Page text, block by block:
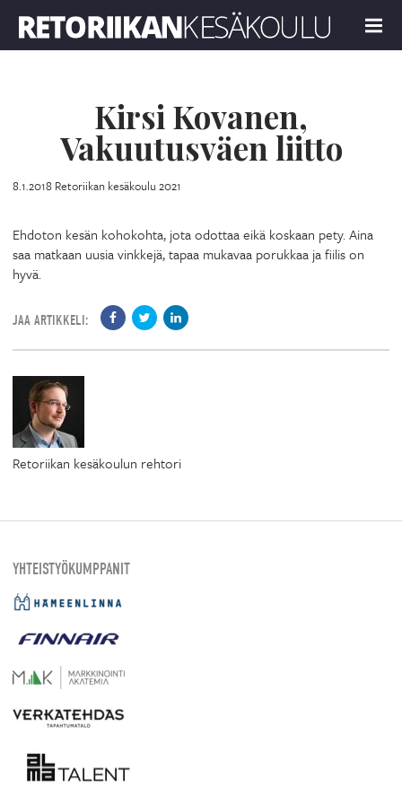
MENU
Kirsi Kovanen,
Vakuutusväen liitto
8.1.2018 Retoriikan kesäkoulu 2021
Ehdoton kesän kohokohta, jota odottaa eikä koskaan pety. Aina
saa matkaan uusia vinkkejä, tapaa mukavaa porukkaa ja fiilis on
hyvä.
JAA ARTIKKELI:
Retoriikan kesäkoulun rehtori
YHTEISTYÖKUMPPANIT